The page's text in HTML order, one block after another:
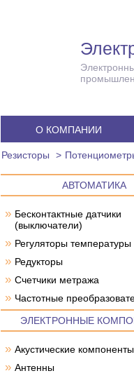
О КОМПАНИИ
Резисторы
АВТОМАТИКА
» Бесконтактные датчики
(выключатели)
» Регуляторы температуры
» Редукторы
» Счетчики метража
» Частотные
ЭЛЕКТРОННЫЕ
» Акустические компоненты
» Антенны